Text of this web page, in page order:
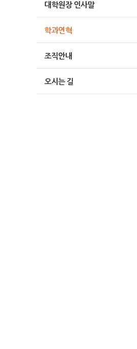
대학원장 인사말
학과연혁
조직안내
오시는 길